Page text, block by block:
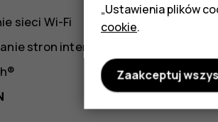
sieci Wi-Fi
stron internetowych
„Ustawienia plików
cookie.
Zaakceptuj